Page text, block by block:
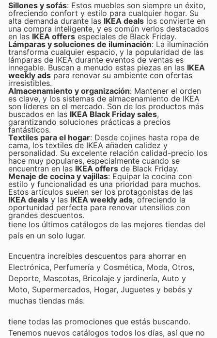
Sillones y sofás: Estos muebles son siempre un éxito,
ofreciendo confort y estilo para cualquier hogar. Su
alta demanda durante las IKEA deals los convierte en
una compra inteligente, y es común verlos destacados
en las IKEA offers especiales de Black Friday.
Lámparas y soluciones de iluminación: La iluminación
transforma cualquier espacio, y la popularidad de las
lámparas de IKEA durante eventos de ventas es
innegable. Buscan a menudo estas piezas en las IKEA
weekly ads para renovar su ambiente con ofertas
irresistibles.
Almacenamiento y organización: Mantener el orden
es clave, y los sistemas de almacenamiento de IKEA
son líderes en el mercado. Son de los productos más
buscados en las IKEA Black Friday sales,
garantizando soluciones prácticas a precios
fantásticos.
Textiles para el hogar: Desde cojines hasta ropa de
cama, los textiles de IKEA añaden calidez y
personalidad. Su excelente relación calidad-precio los
hace muy populares, especialmente cuando se
encuentran en las IKEA offers de Black Friday.
Menaje de cocina y vajillas: Equipar la cocina con
estilo y funcionalidad es una prioridad para muchos.
Estos artículos suelen ser los protagonistas de las
IKEA deals y las IKEA weekly ads, ofreciendo la
oportunidad perfecta para renovar utensilios con
grandes descuentos.
tiene los últimos catálogos de las mejores tiendas del
país en un solo lugar.
Encuentra increíbles descuentos para ahorrar en
Electrónica, Perfumería y Cosmética, Moda, Otros,
Deporte, Mascotas, Bricolaje y jardinería, Auto y
Moto, Supermercados, Hogar, Juguetes y bebés y
muchas tiendas más.
tiene todas las promociones que estás buscando.
Tenemos nuevos catálogos todos los días, así que no